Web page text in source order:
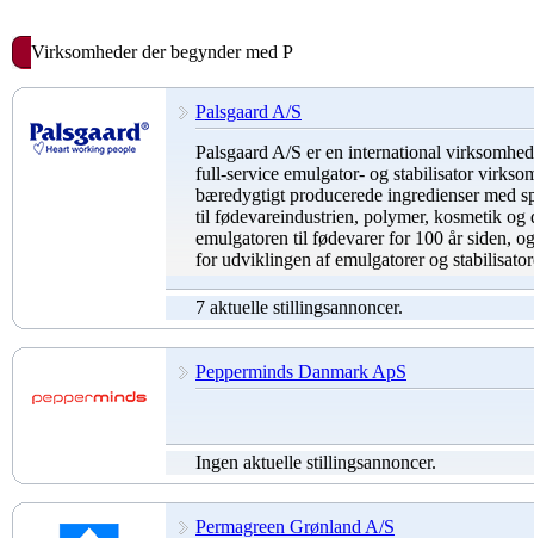
Virksomheder der begynder med P
Palsgaard A/S
Palsgaard A/S er en international
full-service emulgator- og stabilisator
bæredygtigt producerede ingredienser med
til fødevareindustrien, polymer, kosmetik og
emulgatoren til fødevarer for 100 år siden,
for udviklingen af emulgatorer og
7 aktuelle stillingsannoncer.
Pepperminds Danmark ApS
Ingen aktuelle stillingsannoncer.
Permagreen Grønland A/S